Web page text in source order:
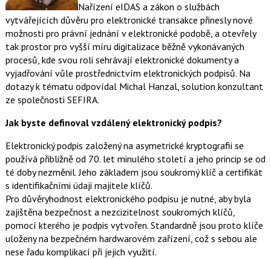
Nařízení eIDAS a zákon o službách
vytvářejících důvěru pro elektronické transakce přinesly nové
možnosti pro právní jednání v elektronické podobě, a otevřely
tak prostor pro vyšší míru digitalizace běžně vykonávaných
procesů, kde svou roli sehrávají elektronické dokumenty a
vyjadřování vůle prostřednictvím elektronických podpisů. Na
dotazy k tématu odpovídal Michal Hanzal, solution konzultant
ze společnosti SEFIRA.
Jak byste definoval vzdálený elektronický podpis?
Elektronický podpis založený na asymetrické kryptografii se
používá přibližně od 70. let minulého století a jeho princip se od
té doby nezměnil. Jeho základem jsou soukromý klíč a certifikát
s identifikačními údaji majitele klíčů.
Pro důvěryhodnost elektronického podpisu je nutné, aby byla
zajištěna bezpečnost a nezcizitelnost soukromých klíčů,
pomocí kterého je podpis vytvořen. Standardně jsou proto klíče
uloženy na bezpečném hardwarovém zařízení, což s sebou ale
nese řadu komplikací při jejich využití.